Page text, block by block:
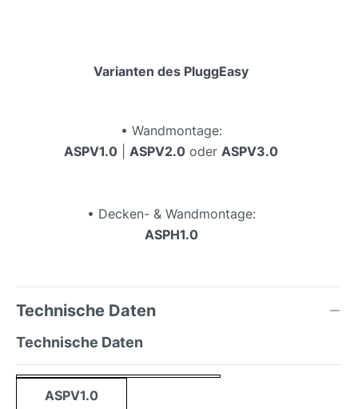
Varianten des PluggEasy
• Wandmontage:
ASPV1.0
ASPV2.0 oder ASPV3.0
• Decken- & Wandmontage:
ASPH1.0
Technische Daten
Technische Daten
ASPV1.0